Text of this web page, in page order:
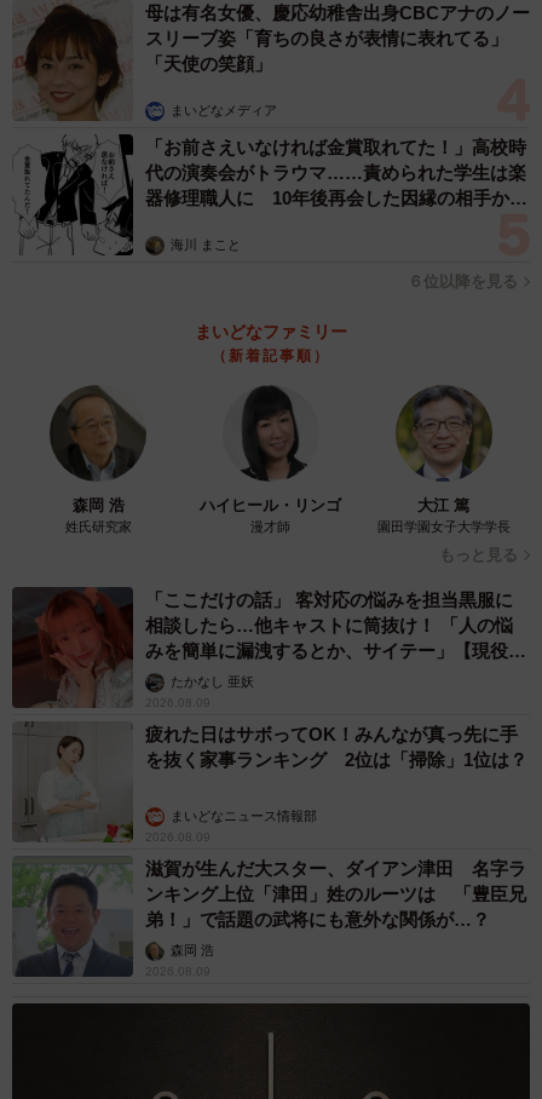
このような負担をもたらしていることが分かります。
【出典】
株式会社アーラリンク 「誰でもスマホ リサーチセンタ
ー」
母は有名女優、慶応幼稚舎出身CBCアナのノー
スリーブ姿「育ちの良さが表情に表れてる」
「天使の笑顔」
まいどなメディア
「お前さえいなければ金賞取れてた！」高校時
代の演奏会がトラウマ……責められた学生は楽
器修理職人に 10年後再会した因縁の相手から
海川 まこと
６位以降を見る
まいどなファミリー
（新着記事順）
森岡 浩
姓氏研究家
ハイヒール・リンゴ
漫才師
大江 篤
園田学園女子大学学長
もっと見る
「ここだけの話」 客対応の悩みを担当黒服に
相談したら…他キャストに筒抜け！ 「人の悩
みを簡単に漏洩するとか、サイテー」【現役キ
ャストに取材】
たかなし 亜妖
2026.08.09
疲れた日はサボってOK！みんなが真っ先に手
を抜く家事ランキング 2位は「掃除」1位は？
まいどなニュース情報部
2026.08.09
滋賀が生んだ大スター、ダイアン津田 名字ラ
ンキング上位「津田」姓のルーツは 「豊臣兄
弟！」で話題の武将にも意外な関係が…？
森岡 浩
2026.08.09